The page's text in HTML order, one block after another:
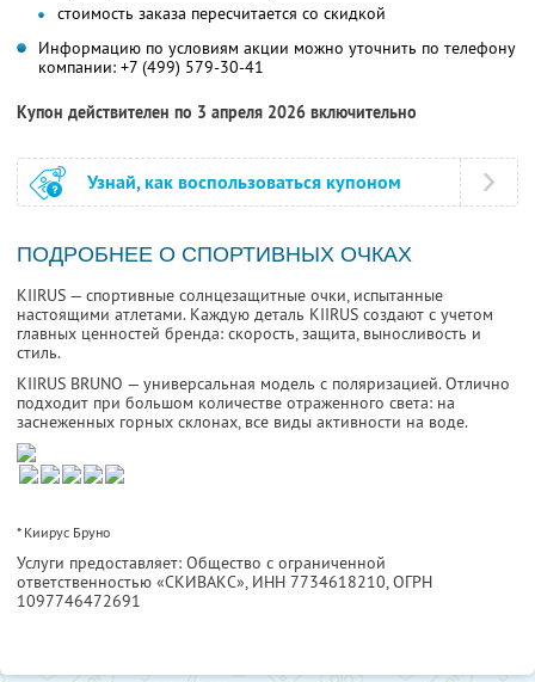
стоимость заказа пересчитается со скидкой
Информацию по условиям акции можно уточнить по телефону
компании: +7 (499) 579-30-41
Купон действителен по 3 апреля 2026 включительно
Узнай, как воспользоваться купоном
ПОДРОБНЕЕ О СПОРТИВНЫХ ОЧКАХ
KIIRUS — спортивные солнцезащитные очки, испытанные
настоящими атлетами. Каждую деталь KIIRUS создают с учетом
главных ценностей бренда: скорость, защита, выносливость и
стиль.
KIIRUS BRUNO — универсальная модель с поляризацией. Отлично
подходит при большом количестве отраженного света: на
заснеженных горных склонах, все виды активности на воде.
* Киирус Бруно
Услуги предоставляет: Общество с ограниченной
ответственностью «СКИВАКС», ИНН 7734618210, ОГРН
1097746472691